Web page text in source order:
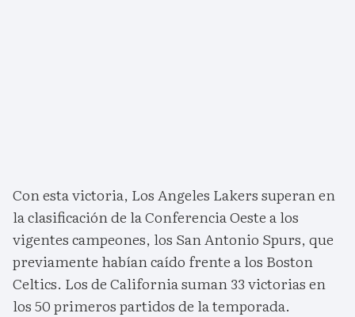
Con esta victoria, Los Angeles Lakers superan en
la clasificación de la Conferencia Oeste a los
vigentes campeones, los San Antonio Spurs, que
previamente habían caído frente a los Boston
Celtics. Los de California suman 33 victorias en
los 50 primeros partidos de la temporada.